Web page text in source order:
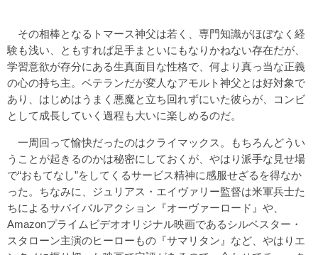
その相棒となるトマース神父は若く、専門知識がほぼなく経
験も浅い、ともすれば足手まといにもなりかねない存在だが、
学習意欲が存分にある生真面目な性格で、何より真っ当な正義
の心の持ち主。ベテランだが変人なアモルト神父とは好対象で
あり、はじめはうまく悪魔と立ち回れずにいた彼らが、コンビ
として成長していく過程も大いに楽しめるのだ。
一周回って愉快だったのはクライマックス。もちろんどうい
うことが起きるのかは秘密にしておくが、やはり派手な見せ場
で“おもてなし”をしてくるサービス精神に感服せざるを得なか
った。ちなみに、ジュリアス・エイヴァリー監督は米軍兵士た
ちによるサバイバルアクション『オーヴァーロード』や、
Amazonプライムビデオオリジナル映画であるシルベスター・
スタローン主演のヒーローもの『サマリタン』など、やはりエ